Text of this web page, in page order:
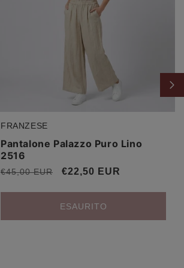
Produttore:
FRANZESE
Pantalone Palazzo Puro Lino
2516
Prezzo
€45,00 EUR
Prezzo
€22,50 EUR
ESAURITO